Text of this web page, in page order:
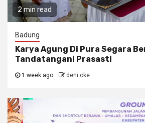
2 min read
Badung
Karya Agung Di Pura Segara
Tandatangani Prasasti
1 week ago deni oke